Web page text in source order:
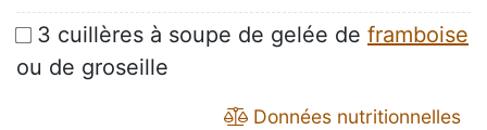
3 cuillères à soupe de gelée de framboise
ou de groseille
Données nutritionnelles